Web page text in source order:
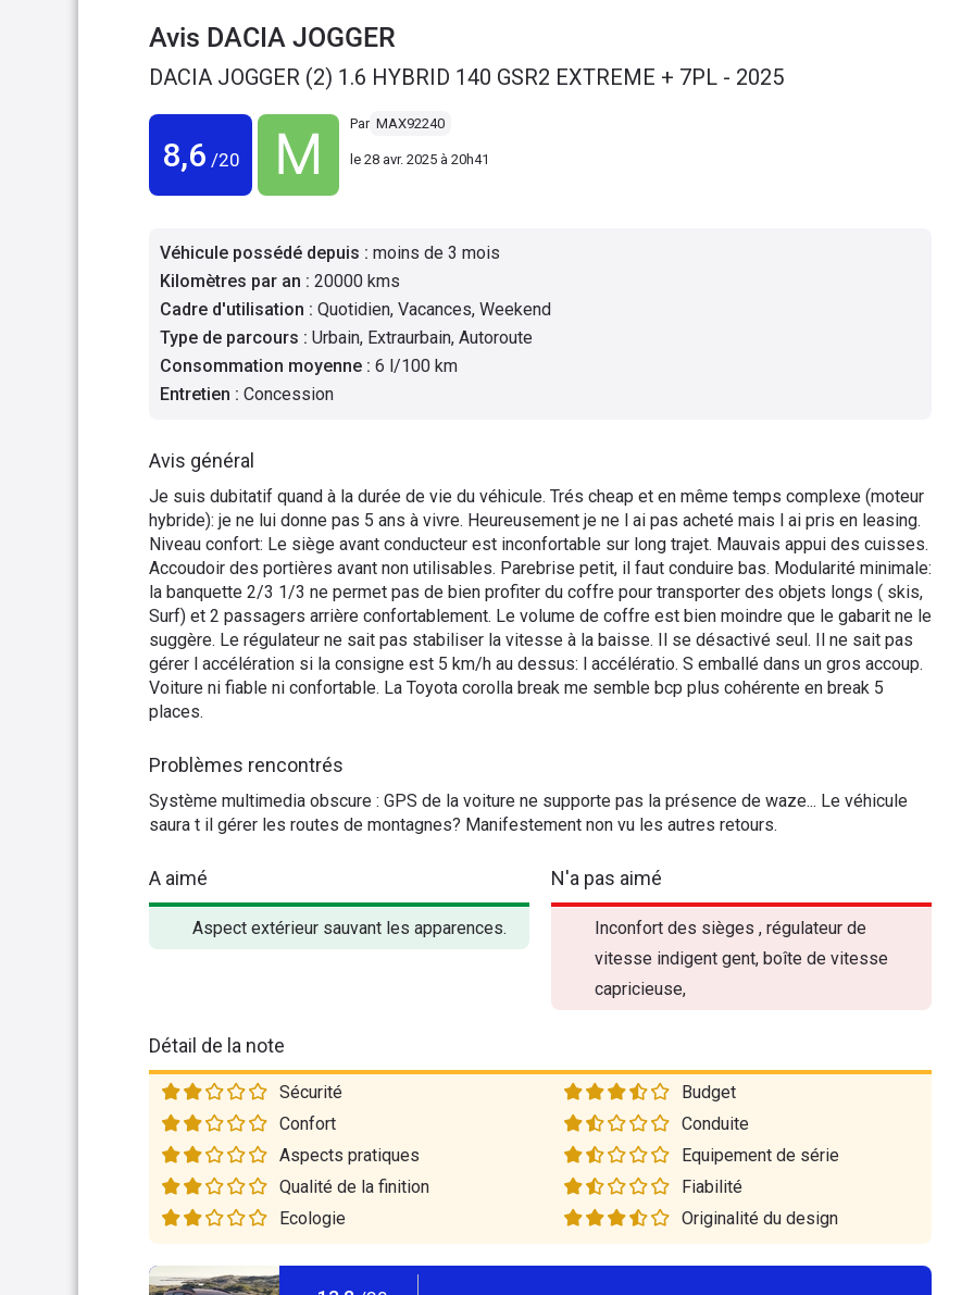
Avis DACIA JOGGER
DACIA JOGGER (2) 1.6 HYBRID 140 GSR2 EXTREME + 7PL - 2025
8,6 /20
Par MAX92240
le 28 avr. 2025 à 20h41
Véhicule possédé depuis : moins de 3 mois
Kilomètres par an : 20000 kms
Cadre d'utilisation : Quotidien, Vacances, Weekend
Type de parcours : Urbain, Extraurbain, Autoroute
Consommation moyenne : 6 l/100 km
Entretien : Concession
Avis général
Je suis dubitatif quand à la durée de vie du véhicule. Trés cheap et en même temps complexe (moteur
hybride): je ne lui donne pas 5 ans à vivre. Heureusement je ne l ai pas acheté mais l ai pris en leasing.
Niveau confort: Le siège avant conducteur est inconfortable sur long trajet. Mauvais appui des cuisses.
Accoudoir des portières avant non utilisables. Parebrise petit, il faut conduire bas. Modularité minimale:
la banquette 2/3 1/3 ne permet pas de bien profiter du coffre pour transporter des objets longs ( skis,
Surf) et 2 passagers arrière confortablement. Le volume de coffre est bien moindre que le gabarit ne le
suggère. Le régulateur ne sait pas stabiliser la vitesse à la baisse. Il se désactivé seul. Il ne sait pas
gérer l accélération si la consigne est 5 km/h au dessus: l accélératio. S emballé dans un gros accoup.
Voiture ni fiable ni confortable. La Toyota corolla break me semble bcp plus cohérente en break 5
places.
Problèmes rencontrés
Système multimedia obscure : GPS de la voiture ne supporte pas la présence de waze... Le véhicule
saura t il gérer les routes de montagnes? Manifestement non vu les autres retours.
A aimé
Aspect extérieur sauvant les apparences.
N'a pas aimé
Inconfort des sièges , régulateur de
vitesse indigent gent, boîte de vitesse
capricieuse,
Détail de la note
Sécurité
Budget
Confort
Conduite
Aspects pratiques
Equipement de série
Qualité de la finition
Fiabilité
Ecologie
Originalité du design